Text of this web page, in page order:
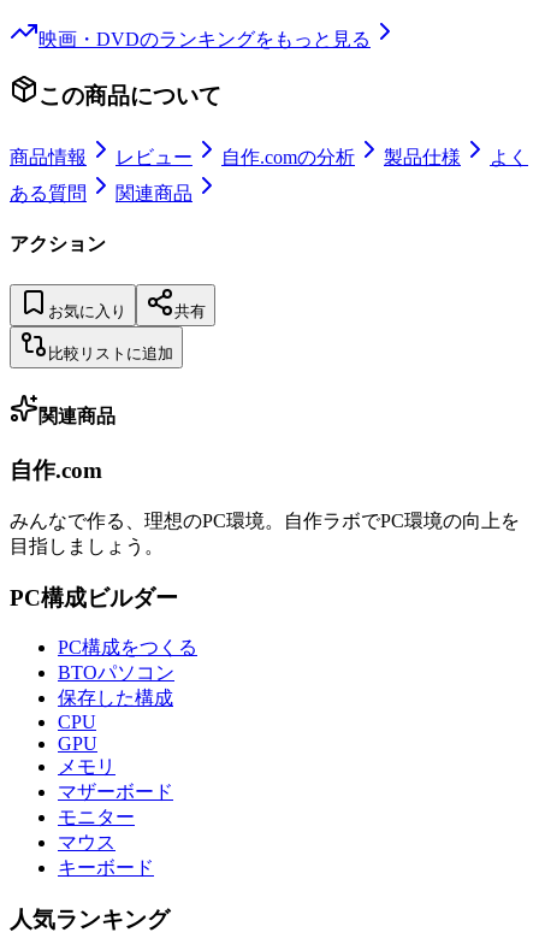
映画・DVDのランキングをもっと見る
この商品について
商品情報 レビュー 自作.comの分析 製品仕様
よく
ある質問
関連商品
アクション
お気に入り 共有
比較リストに追加
関連商品
自作.com
みんなで作る、理想のPC環境。 自作ラボでPC環境の向上を
目指しましょう。
PC構成ビルダー
PC構成をつくる
BTOパソコン
保存した構成
CPU
GPU
メモリ
マザーボード
モニター
マウス
キーボード
人気ランキング